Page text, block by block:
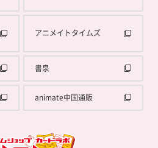
アニメイトタイムズ
書泉
animate中国通販